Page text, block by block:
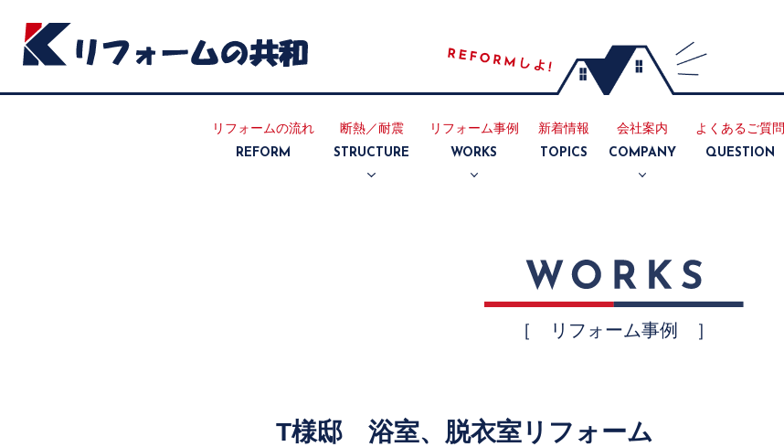
リフォームの流れ
REFORM
断熱／耐震
STRUCTURE
リフォーム事例
WORKS
新着情報
TOPICS
会社案内
COMPANY
よくあるご質問
QUESTION
［ リフォーム事例 ］
T様邸 浴室、脱衣室リフォーム